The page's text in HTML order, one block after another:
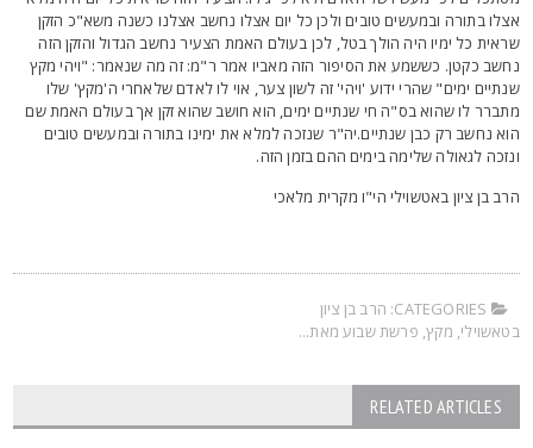
בתורה ובמעשים טובים ולכן כל יום אצלו נחשב אצלנו כשנה משא"כ הזקן
כל ימיו היה הולך בטל, לכן בעולם האמת הצעיר נחשב הגדול והזקן הזה
כקטן. כששמע את הסיפור הזה מאביו אמר ר"מ: זה מה שנאמר: "ויהי מקץ
ימים" שהרי ידוע 'ויהי' זה לשון צער, אוי לו לאדם שלאחרי ה'מקץ' שלו
לו שהוא בס"ה חי שנתיים ימים, הוא חושב שהוא זקן אך בעולם האמת שם
נחשב רק כבן שנתיים.יה"ר שנזכה למלא את ימינו בתורה ובמעשים טובים
לגאולה שלימה בימים ההם בזמן הזה.
בן ציון באטשוילי הי"ו מקרית מלאכי
CATEGORIES:
הרב בן ציון
,מקץ,פרשת שבוע מאת...
RELATED ARTICLES